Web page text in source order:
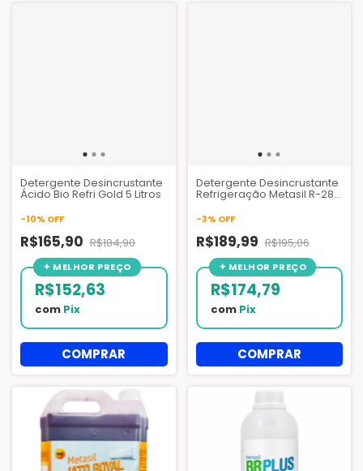
Detergente Desincrustante
Ácido Bio Refri Gold 5 Litros
-10% OFF
R$165,90 R$184,90
R$152,63
com Pix
Detergente Desincrustante
Refrigeração Metasil R-280
5 Litros
-3% OFF
R$189,99 R$195,06
R$174,79
com Pix